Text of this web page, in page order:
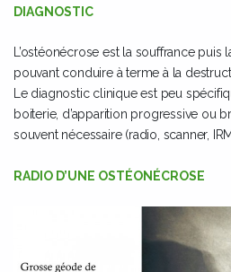
DIAGNOSTIC
L’ostéonécrose est la souffrance puis
pouvant conduire à terme à la
Le diagnostic clinique est peu
boiterie, d’apparition progressive ou
souvent nécessaire (radio, scanner,
RADIO D’UNE OSTÉONÉCROSE